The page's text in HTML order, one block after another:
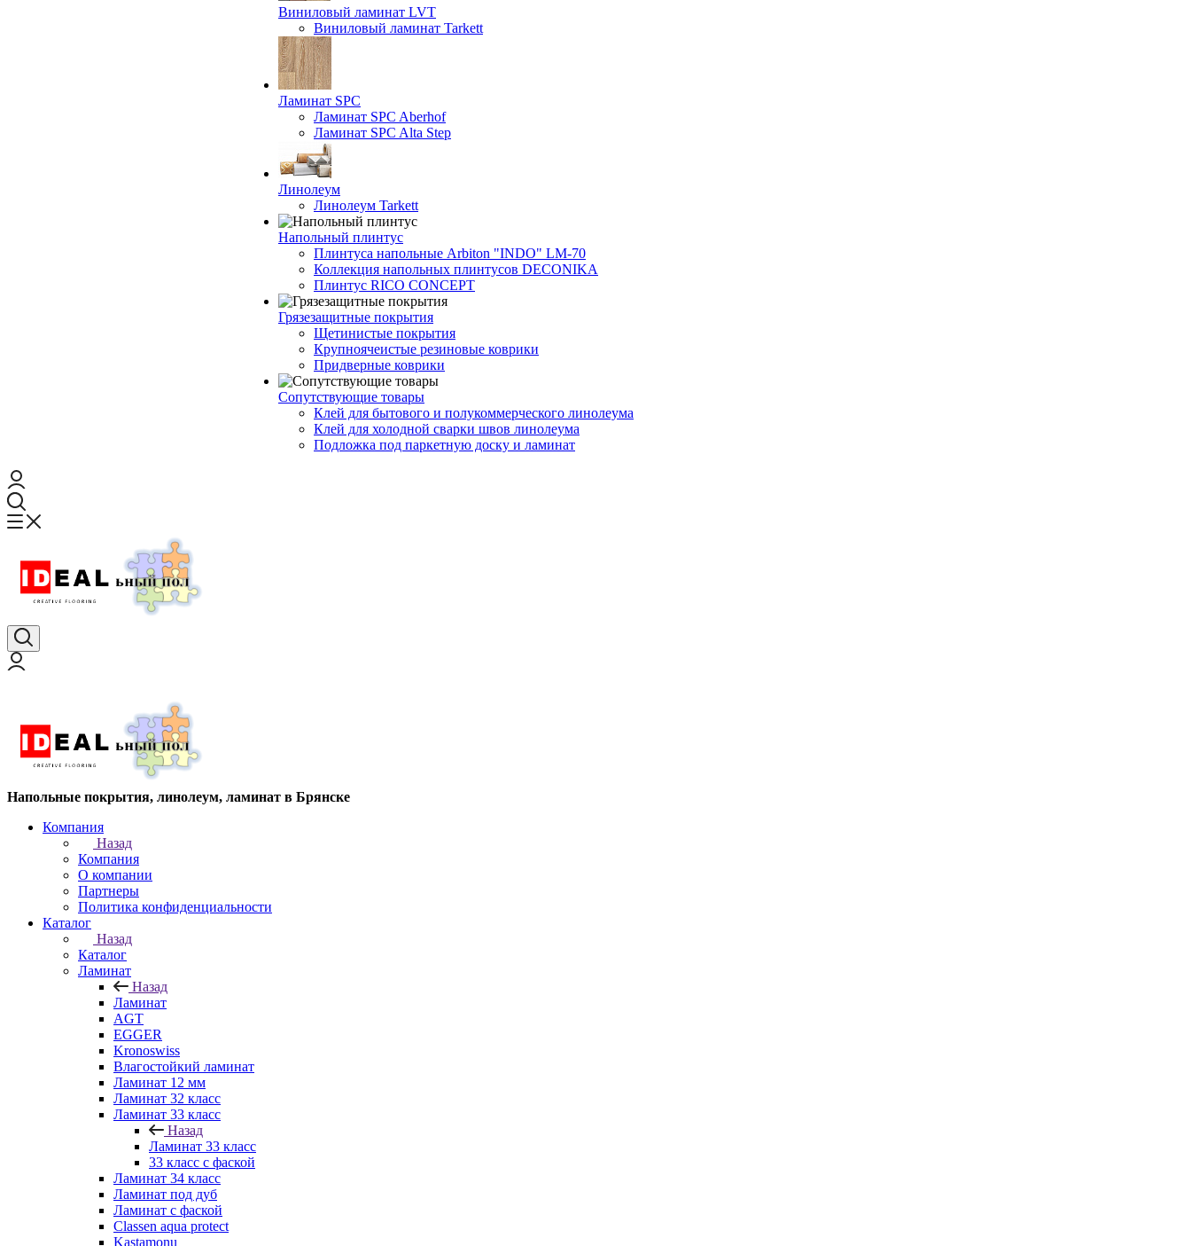
Виниловый ламинат LVT
Виниловый ламинат Tarkett
Ламинат SPC
Ламинат SPC Aberhof
Ламинат SPC Alta Step
Линолеум
Линолеум Tarkett
Напольный плинтус
Плинтуса напольные Arbiton "INDO" LM-70
Коллекция напольных плинтусов DECONIKA
Плинтус RICO CONCEPT
Грязезащитные покрытия
Щетинистые покрытия
Крупноячеистые резиновые коврики
Придверные коврики
Сопутствующие товары
Клей для бытового и полукоммерческого линолеума
Клей для холодной сварки швов линолеума
Подложка под паркетную доску и ламинат
Напольные покрытия, линолеум, ламинат в Брянске
Компания
Назад
Компания
О компании
Партнеры
Политика конфиденциальности
Каталог
Назад
Каталог
Ламинат
Назад
Ламинат
AGT
EGGER
Kronoswiss
Влагостойкий ламинат
Ламинат 12 мм
Ламинат 32 класс
Ламинат 33 класс
Назад
Ламинат 33 класс
33 класс с фаской
Ламинат 34 класс
Ламинат под дуб
Ламинат с фаской
Classen aqua protect
Kastamonu